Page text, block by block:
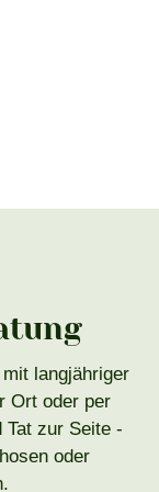
langjähriger
Ort oder per
Tat zur Seite -
oder